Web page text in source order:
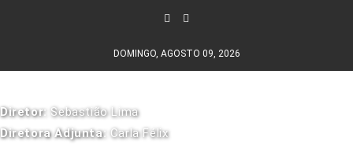
DOMINGO, AGOSTO 09, 2026
Diretor: Sebastião Lima
Diretora Adjunta: Carla Félix